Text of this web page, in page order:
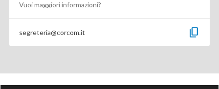
Vuoi maggiori informazioni?
segreteria@corcom.it content_copy